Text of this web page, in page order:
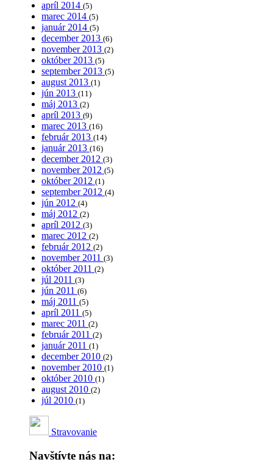
apríl 2014 (5)
marec 2014 (5)
január 2014 (5)
december 2013 (6)
november 2013 (2)
október 2013 (5)
september 2013 (5)
august 2013 (1)
jún 2013 (11)
máj 2013 (2)
apríl 2013 (9)
marec 2013 (16)
február 2013 (14)
január 2013 (16)
december 2012 (3)
november 2012 (5)
október 2012 (1)
september 2012 (4)
jún 2012 (4)
máj 2012 (2)
apríl 2012 (3)
marec 2012 (2)
február 2012 (2)
november 2011 (3)
október 2011 (2)
júl 2011 (3)
jún 2011 (6)
máj 2011 (5)
apríl 2011 (5)
marec 2011 (2)
február 2011 (2)
január 2011 (1)
december 2010 (2)
november 2010 (1)
október 2010 (1)
august 2010 (2)
júl 2010 (1)
Stravovanie
Navštívte nás na: